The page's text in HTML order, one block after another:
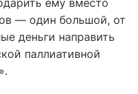
ему вместо
— один большой, от
деньги направить
паллиативной